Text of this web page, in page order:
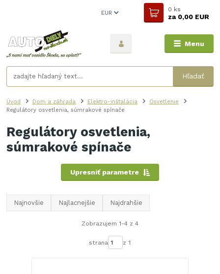
Menu
EUR
Hľadať
0 ks
za0,00 EUR
Úvod Dom a záhrada Elektro-inštalácia
Osvetlenie
Regulátory osvetlenia, súmrakové spínače
Regulátory osvetlenia,
súmrakové spínače
Upresniť parametre
Najnovšie Najlacnejšie Najdrahšie
Zobrazujem 1-4 z 4
strana z 1